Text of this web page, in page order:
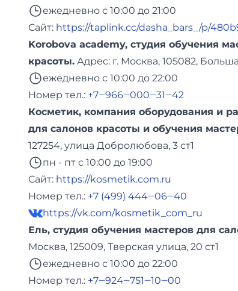
ежедневно с 10:00 до 21:00
Сайт: https://taplink.cc/dasha_bars_/p/
Korobova academy, студия обучения
красоты. Адреc: г. Москва, 105082,
ежедневно с 10:00 до 22:00
Номер тел.: +7‒966‒000‒31‒42
Косметик, компания оборудования и
для салонов красоты и обучения
127254, улица Добролюбова, 3 ст1
пн - пт с 10:00 до 19:00
Сайт: https://kosmetik.com.ru
Номер тел.: +7 (499) 444‒06‒40
https://vk.com/kosmetik_com_ru
Ель, студия обучения мастеров для
Москва, 125009, Тверская улица, 20 ст1
ежедневно с 10:00 до 22:00
Номер тел.: +7‒924‒751‒10‒00